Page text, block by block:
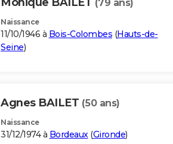
(79 ans)
Naissance
11/10/1946 à Bois-Colombes (Hauts-de-
Seine)
Agnes BAILET (50 ans)
Naissance
31/12/1974 à Bordeaux(Gironde)